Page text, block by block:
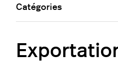
Catégories